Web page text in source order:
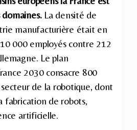
La densité de
manufacturière était en
000 employés contre 212
Le plan
2030 consacre 800
secteur de la robotique, dont
fabrication de robots,
artificielle.